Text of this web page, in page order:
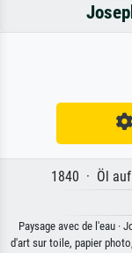
1840 · Öl
Paysage avec de l'eau ·
d'art sur toile, papier